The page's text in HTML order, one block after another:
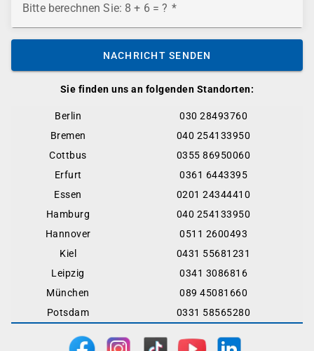
Sie finden uns an folgenden Standorten:
Berlin
030 28493760
Bremen
040 254133950
Cottbus
0355 86950060
Erfurt
0361 6443395
Essen
0201 24344410
Hamburg
040 254133950
Hannover
0511 2600493
Kiel
0431 55681231
Leipzig
0341 3086816
München
089 45081660
Potsdam
0331 58565280
Bitte berechnen Sie: 8 + 6 = ?
NACHRICHT SENDEN